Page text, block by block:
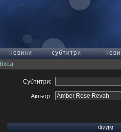
новини субтитри нови
Вход
Субтитри:
Актьор:
Филм